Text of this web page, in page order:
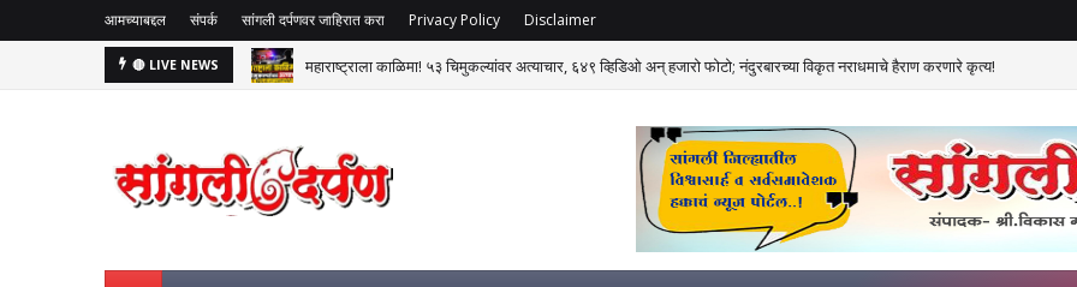
आमच्याबद्दल संपर्क सांगली दर्पणवर जाहिरात करा Privacy Policy Disclaimer
🔴 LIVE NEWS महाराष्ट्राला काळिमा! ५३ चिमुकल्यांवर अत्याचार, ६४९ व्हिडिओ अन् हजारो फोटो; नंदुरबारच्या विकृत नराधमाचे हैराण करणारे कृत्य!